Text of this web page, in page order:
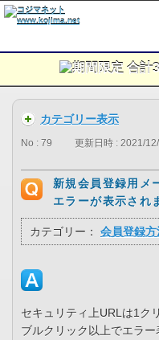
カテゴリー表示
No : 79 更新日時 : 2021/
新規会員登録用メ
エラーが表示され
カテゴリー： 会員登録
セキュリティ上URLは1ク
ブルクリック以上でエラー